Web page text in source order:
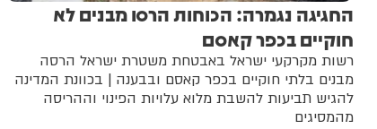
החגיגה נגמרה: הכוחות הרסו מבנים לא
חוקיים בכפר קאסם
רשות מקרקעי ישראל באבטחת משטרת ישראל הרסה
מבנים בלתי חוקיים בכפר קאסם ובבענה | בכוונת המדינה
להגיש תביעות להשבת מלוא עלויות הפינוי וההריסה
מהמסיגים